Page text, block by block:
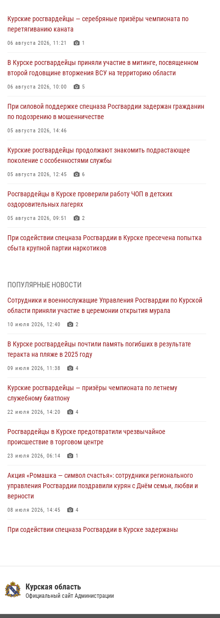
Курские росгвардейцы — серебряные призёры чемпионата по
перетягиванию каната
06 августа 2026, 11:21 1
В Курске росгвардейцы приняли участие в митинге, посвященном
второй годовщине вторжения ВСУ на территорию области
06 августа 2026, 10:00 5
При силовой поддержке спецназа Росгвардии задержан гражданин
по подозрению в мошенничестве
05 августа 2026, 14:46
Курские росгвардейцы продолжают знакомить подрастающее
поколение с особенностями службы
05 августа 2026, 12:45 6
Росгвардейцы в Курске проверили работу ЧОП в детских
оздоровительных лагерях
05 августа 2026, 09:51 2
При содействии спецназа Росгвардии в Курске пресечена попытка
сбыта крупной партии наркотиков
За прошедшую неделю росгвардейцы Курской области проверили
04 августа 2026, 07:00
В Курской области росгвардейцы за прошедшую неделю совершили
03 августа 2026, 09:46
За прошедшую неделю росгвардейцы Курской области проверили
30 июля 2026, 07:00
Курские росгвардейцы приняли участие в благодарственном
28 июля 2026, 13:17
ПОПУЛЯРНЫЕ НОВОСТИ
Сотрудники и военнослужащие Управления Росгвардии по Курской
области приняли участие в церемонии открытия мурала
10 июля 2026, 12:40 2
В Курске росгвардейцы почтили память погибших в результате
теракта на пляже в 2025 году
09 июля 2026, 11:38 4
Курские росгвардейцы — призёры чемпионата по летнему
служебному биатлону
22 июля 2026, 14:20 4
Росгвардейцы в Курске предотвратили чрезвычайное
происшествие в торговом центре
23 июля 2026, 06:14 1
Акция «Ромашка — символ счастья»: сотрудники регионального
управления Росгвардии поздравили курян с Днём семьи, любви и
верности
08 июля 2026, 14:45 4
При содействии спецназа Росгвардии в Курске задержаны
первого этапа фотоконкурса «В объективе Росгвардия»
22 июля 2026, 12:38 2
Курская область
Официальный сайт Администрации